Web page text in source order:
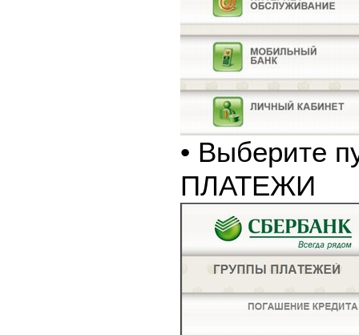
• Выберите
ПЛАТЕЖИ